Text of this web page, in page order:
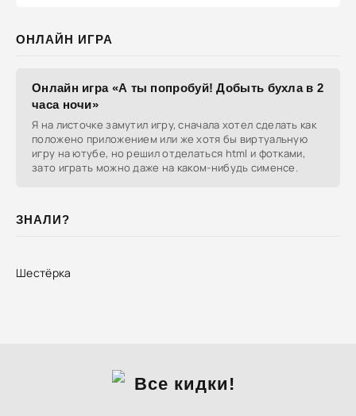
ОНЛАЙН ИГРА
Онлайн игра «А ты попробуй! Добыть бухла в 2
часа ночи»
Я на листочке замутил игру, сначала хотел сделать как
положено приложением или же хотя бы виртуальную
игру на ютубе, но решил отделаться html и фотками,
зато играть можно даже на каком-нибудь сименсе.
ЗНАЛИ?
Шестёрка